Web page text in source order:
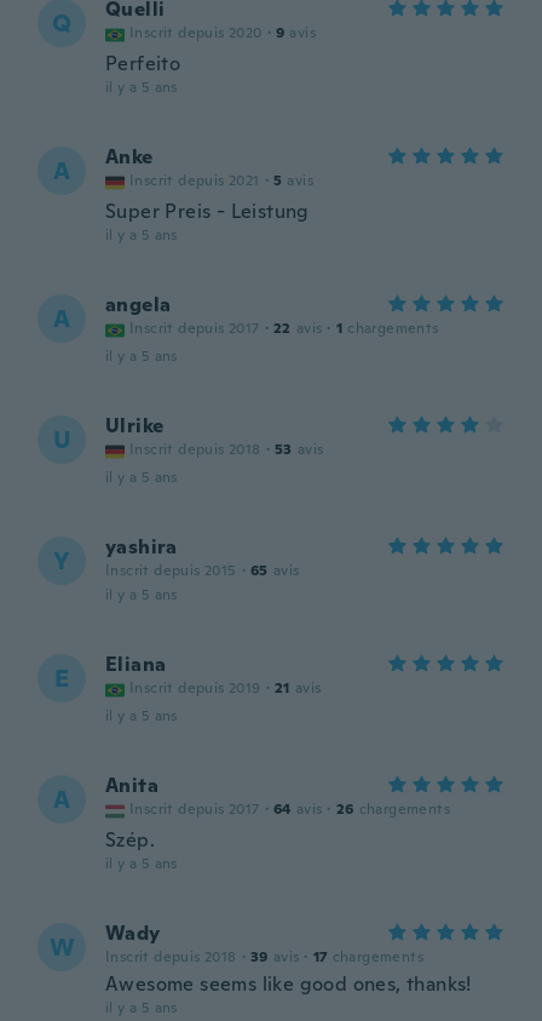
Q Quelli
Inscrit depuis 2020 · 9 avis
Perfeito
il y a 5 ans
A Anke
Inscrit depuis 2021 · 5 avis
Super Preis - Leistung
il y a 5 ans
A angela
Inscrit depuis 2017 · 22 avis · 1 chargements
il y a 5 ans
U Ulrike
Inscrit depuis 2018 · 53 avis
il y a 5 ans
Y yashira
Inscrit depuis 2015 · 65 avis
il y a 5 ans
E Eliana
Inscrit depuis 2019 · 21 avis
il y a 5 ans
A Anita
Inscrit depuis 2017 · 64 avis · 26 chargements
Szép.
il y a 5 ans
W Wady
Inscrit depuis 2018 · 39 avis · 17 chargements
Awesome seems like good ones, thanks!
il y a 5 ans